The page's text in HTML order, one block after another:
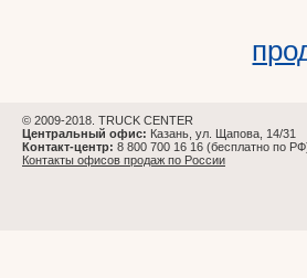
© 2009-2018. TRUCK CENTER
Центральный офис: Казань, ул. Щапова, 14/31
Контакт-центр: 8 800 700 16 16 (бесплатно по
Контакты офисов продаж по России